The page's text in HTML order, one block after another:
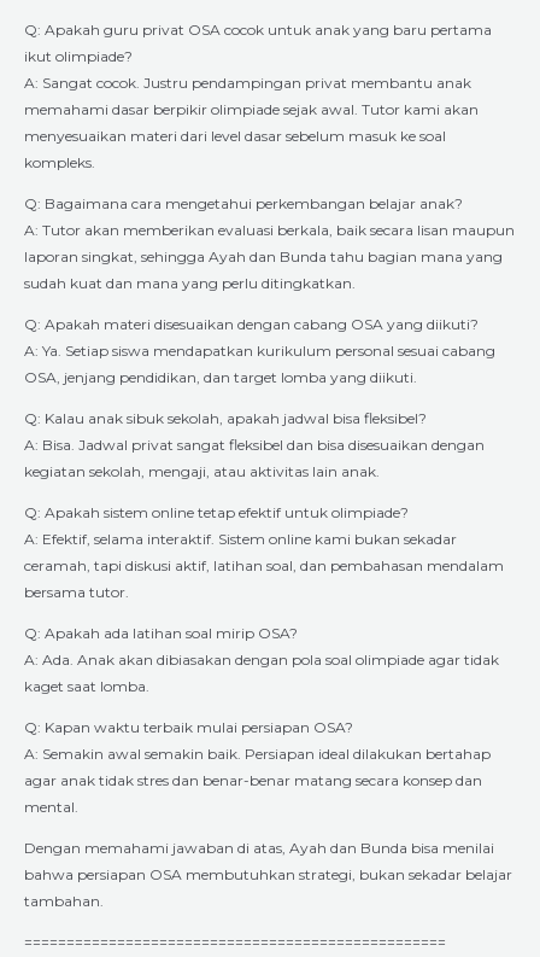
Q: Apakah guru privat OSA cocok untuk anak yang baru pertama
ikut olimpiade?
A: Sangat cocok. Justru pendampingan privat membantu anak
memahami dasar berpikir olimpiade sejak awal. Tutor kami akan
menyesuaikan materi dari level dasar sebelum masuk ke soal
kompleks.
Q: Bagaimana cara mengetahui perkembangan belajar anak?
A: Tutor akan memberikan evaluasi berkala, baik secara lisan maupun
laporan singkat, sehingga Ayah dan Bunda tahu bagian mana yang
sudah kuat dan mana yang perlu ditingkatkan.
Q: Apakah materi disesuaikan dengan cabang OSA yang diikuti?
A: Ya. Setiap siswa mendapatkan kurikulum personal sesuai cabang
OSA, jenjang pendidikan, dan target lomba yang diikuti.
Q: Kalau anak sibuk sekolah, apakah jadwal bisa fleksibel?
A: Bisa. Jadwal privat sangat fleksibel dan bisa disesuaikan dengan
kegiatan sekolah, mengaji, atau aktivitas lain anak.
Q: Apakah sistem online tetap efektif untuk olimpiade?
A: Efektif, selama interaktif. Sistem online kami bukan sekadar
ceramah, tapi diskusi aktif, latihan soal, dan pembahasan mendalam
bersama tutor.
Q: Apakah ada latihan soal mirip OSA?
A: Ada. Anak akan dibiasakan dengan pola soal olimpiade agar tidak
kaget saat lomba.
Q: Kapan waktu terbaik mulai persiapan OSA?
A: Semakin awal semakin baik. Persiapan ideal dilakukan bertahap
agar anak tidak stres dan benar-benar matang secara konsep dan
mental.
Dengan memahami jawaban di atas, Ayah dan Bunda bisa menilai
bahwa persiapan OSA membutuhkan strategi, bukan sekadar belajar
tambahan.
==================================================